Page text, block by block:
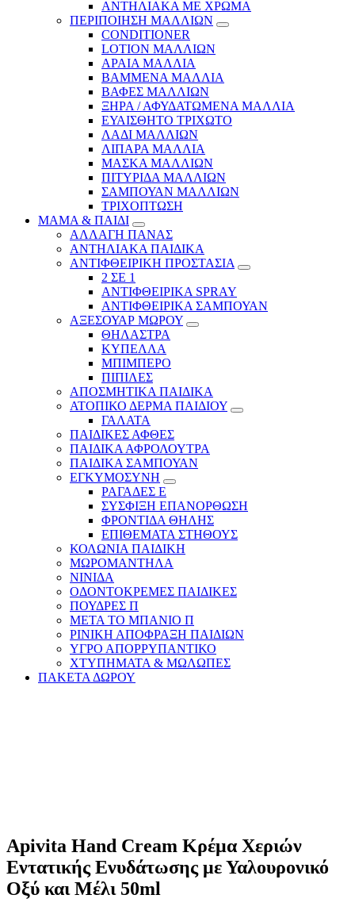
ΑΝΤΗΛΙΑΚΑ ΜΕ ΧΡΩΜΑ
ΠΕΡΙΠΟΙΗΣΗ ΜΑΛΛΙΩΝ
CONDITIONER
LOTION ΜΑΛΛΙΩΝ
ΑΡΑΙΑ ΜΑΛΛΙΑ
ΒΑΜΜΕΝΑ ΜΑΛΛΙΑ
ΒΑΦΕΣ ΜΑΛΛΙΩΝ
ΞΗΡΑ / ΑΦΥΔΑΤΩΜΕΝΑ ΜΑΛΛΙΑ
ΕΥΑΙΣΘΗΤΟ ΤΡΙΧΩΤΟ
ΛΑΔΙ ΜΑΛΛΙΩΝ
ΛΙΠΑΡΑ ΜΑΛΛΙΑ
ΜΑΣΚΑ ΜΑΛΛΙΩΝ
ΠΙΤΥΡΙΔΑ ΜΑΛΛΙΩΝ
ΣΑΜΠΟΥΑΝ ΜΑΛΛΙΩΝ
ΤΡΙΧΟΠΤΩΣΗ
ΜΑΜΑ & ΠΑΙΔΙ
ΑΛΛΑΓΗ ΠΑΝΑΣ
ΑΝΤΗΛΙΑΚΑ ΠΑΙΔΙΚΑ
ΑΝΤΙΦΘΕΙΡΙΚΗ ΠΡΟΣΤΑΣΙΑ
2 ΣΕ 1
ΑΝΤΙΦΘΕΙΡΙΚΑ SPRAY
ΑΝΤΙΦΘΕΙΡΙΚΑ ΣΑΜΠΟΥΑΝ
ΑΞΕΣΟΥΑΡ ΜΩΡΟΥ
ΘΗΛΑΣΤΡΑ
ΚΥΠΕΛΛΑ
ΜΠΙΜΠΕΡΟ
ΠΙΠΙΛΕΣ
ΑΠΟΣΜΗΤΙΚΑ ΠΑΙΔΙΚΑ
ΑΤΟΠΙΚΟ ΔΕΡΜΑ ΠΑΙΔΙΟΥ
ΓΑΛΑΤΑ
ΠΑΙΔΙΚΕΣ ΑΦΘΕΣ
ΠΑΙΔΙΚΑ ΑΦΡΟΛΟΥΤΡΑ
ΠΑΙΔΙΚΑ ΣΑΜΠΟΥΑΝ
ΕΓΚΥΜΟΣΥΝΗ
ΡΑΓΑΔΕΣ Ε
ΣΥΣΦΙΞΗ ΕΠΑΝΟΡΘΩΣΗ
ΦΡΟΝΤΙΔΑ ΘΗΛΗΣ
ΕΠΙΘΕΜΑΤΑ ΣΤΗΘΟΥΣ
ΚΟΛΩΝΙΑ ΠΑΙΔΙΚΗ
ΜΩΡΟΜΑΝΤΗΛΑ
ΝΙΝΙΔΑ
ΟΔΟΝΤΟΚΡΕΜΕΣ ΠΑΙΔΙΚΕΣ
ΠΟΥΔΡΕΣ Π
ΜΕΤΑ ΤΟ ΜΠΑΝΙΟ Π
ΡΙΝΙΚΗ ΑΠΟΦΡΑΞΗ ΠΑΙΔΙΩΝ
ΥΓΡΟ ΑΠΟΡΡΥΠΑΝΤΙΚΟ
ΧΤΥΠΗΜΑΤΑ & ΜΩΛΩΠΕΣ
ΠΑΚΕΤΑ ΔΩΡΟΥ
Apivita Hand Cream Κρέμα Χεριών
Εντατικής Ενυδάτωσης με Υαλουρονικό
Οξύ και Μέλι 50ml